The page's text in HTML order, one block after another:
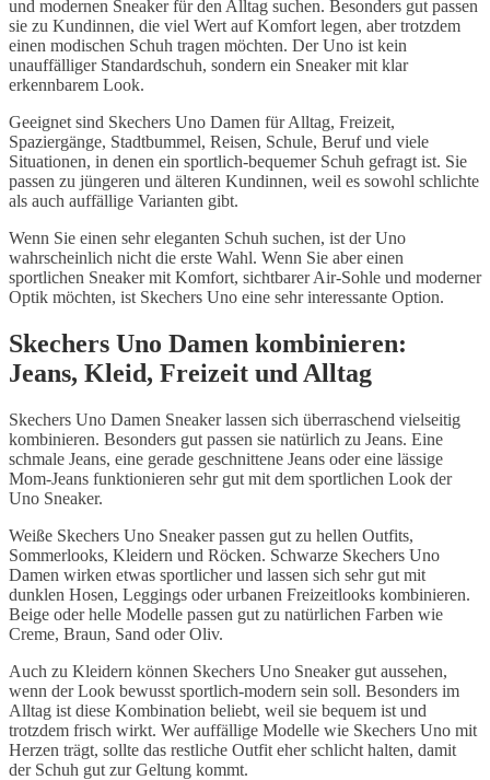
und modernen Sneaker für den Alltag suchen. Besonders gut passen
sie zu Kundinnen, die viel Wert auf Komfort legen, aber trotzdem
einen modischen Schuh tragen möchten. Der Uno ist kein
unauffälliger Standardschuh, sondern ein Sneaker mit klar
erkennbarem Look.
Geeignet sind Skechers Uno Damen für Alltag, Freizeit,
Spaziergänge, Stadtbummel, Reisen, Schule, Beruf und viele
Situationen, in denen ein sportlich-bequemer Schuh gefragt ist. Sie
passen zu jüngeren und älteren Kundinnen, weil es sowohl schlichte
als auch auffällige Varianten gibt.
Wenn Sie einen sehr eleganten Schuh suchen, ist der Uno
wahrscheinlich nicht die erste Wahl. Wenn Sie aber einen
sportlichen Sneaker mit Komfort, sichtbarer Air-Sohle und moderner
Optik möchten, ist Skechers Uno eine sehr interessante Option.
Skechers Uno Damen kombinieren:
Jeans, Kleid, Freizeit und Alltag
Skechers Uno Damen Sneaker lassen sich überraschend vielseitig
kombinieren. Besonders gut passen sie natürlich zu Jeans. Eine
schmale Jeans, eine gerade geschnittene Jeans oder eine lässige
Mom-Jeans funktionieren sehr gut mit dem sportlichen Look der
Uno Sneaker.
Weiße Skechers Uno Sneaker passen gut zu hellen Outfits,
Sommerlooks, Kleidern und Röcken. Schwarze Skechers Uno
Damen wirken etwas sportlicher und lassen sich sehr gut mit
dunklen Hosen, Leggings oder urbanen Freizeitlooks kombinieren.
Beige oder helle Modelle passen gut zu natürlichen Farben wie
Creme, Braun, Sand oder Oliv.
Auch zu Kleidern können Skechers Uno Sneaker gut aussehen,
wenn der Look bewusst sportlich-modern sein soll. Besonders im
Alltag ist diese Kombination beliebt, weil sie bequem ist und
trotzdem frisch wirkt. Wer auffällige Modelle wie Skechers Uno mit
Herzen trägt, sollte das restliche Outfit eher schlicht halten, damit
der Schuh gut zur Geltung kommt.